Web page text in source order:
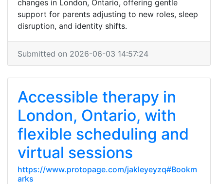
changes in London, Ontario, offering gentle
support for parents adjusting to new roles, sleep
disruption, and identity shifts.
Submitted on 2026-06-03 14:57:24
Accessible therapy in
London, Ontario, with
flexible scheduling and
virtual sessions
https://www.protopage.com/jakleyeyzq#Bookm
arks